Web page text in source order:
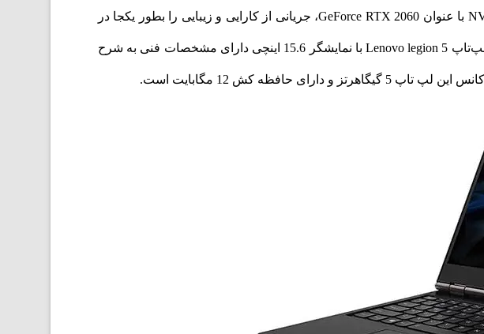
لپ تاپ لنوو legion 515IMH05H با پردازنده Intel Core i7 و کارت گرافیکی از محصولات NVIDIA با عنوان GeForce RTX 2060، جریانی از کارایی و زیبایی را بطور یکجا در
اختیار شما قرار می‌دهد. اوج هیجان و لذت بازی‌های کامپیوتری را بدون لگ‌زدن تجربه می‌کنید. لپ‌تاپ Lenovo legion 5 با نمایشگر 15.6 اینچی دارای مشخصات فنی به شرح